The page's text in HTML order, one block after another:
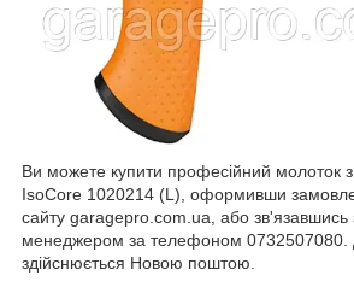
Ви можете купити професійний молоток
IsoCore 1020214 (L), оформивши
сайту garagepro.com.ua, або
менеджером за телефоном 0732507080.
здійснюється Новою поштою.